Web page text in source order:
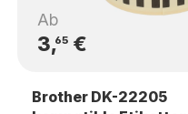
Ab
3,65€
Brother DK-22205